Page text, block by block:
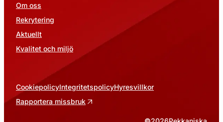
Om oss
Rekrytering
Aktuellt
Kvalitet och miljö
CookiepolicyIntegritetspolicyHyresvillkor
Rapportera missbruk